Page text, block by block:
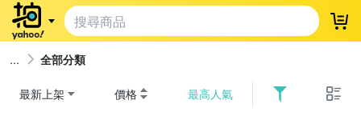
登
全部分類
最新上架 價格 最高人氣